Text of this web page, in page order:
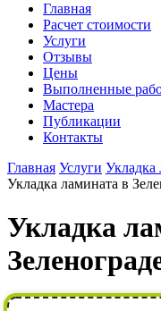
Главная
Расчет стоимости
Услуги
Отзывы
Цены
Выполненные
Мастера
Публикации
Контакты
Главная Услуги Укладка
Укладка ламината в
Укладка